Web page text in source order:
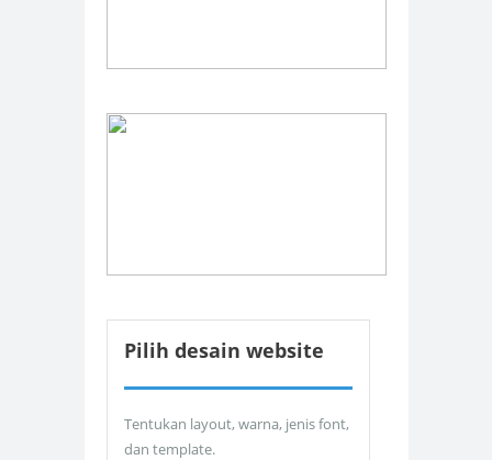
Pilih desain website
Tentukan layout, warna, jenis font,
dan template.